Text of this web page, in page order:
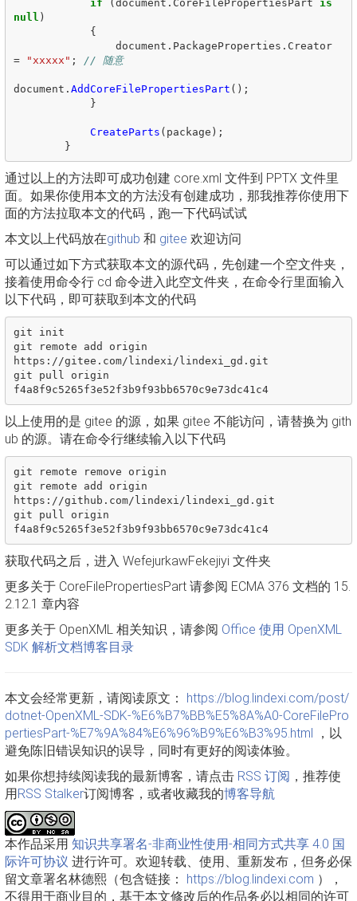
if ( document . CoreFilePropertiesPart
is
null )
{
document . PackageProperties . Creator
=
"xxxxx" ; // 随意
document . AddCoreFilePropertiesPart ();
}
CreateParts ( package );
}
通过以上的方法即可成功创建 core.xml 文件到 PPTX 文件里
面。如果你使用本文的方法没有创建成功，那我推荐你使用下
面的方法拉取本文的代码，跑一下代码试试
本文以上代码放在github 和 gitee 欢迎访问
可以通过如下方式获取本文的源代码，先创建一个空文件夹，
接着使用命令行 cd 命令进入此空文件夹，在命令行里面输入
以下代码，即可获取到本文的代码
git init
git remote add origin
https://gitee.com/lindexi/lindexi_gd.git
git pull origin
f4a8f9c5265f3e52f3b9f93bb6570c9e73dc41c4
以上使用的是 gitee 的源，如果 gitee 不能访问，请替换为 gith
ub 的源。请在命令行继续输入以下代码
git remote remove origin
git remote add origin
https://github.com/lindexi/lindexi_gd.git
git pull origin
f4a8f9c5265f3e52f3b9f93bb6570c9e73dc41c4
获取代码之后，进入 WefejurkawFekejiyi 文件夹
更多关于 CoreFilePropertiesPart 请参阅 ECMA 376 文档的 15.
2.12.1 章内容
更多关于 OpenXML 相关知识，请参阅 Office 使用 OpenXML
SDK 解析文档博客目录
本文会经常更新，请阅读原文： https://blog.lindexi.com/post/
dotnet-OpenXML-SDK-%E6%B7%BB%E5%8A%A0-CoreFilePro
pertiesPart-%E7%9A%84%E6%96%B9%E6%B3%95.html ，以
避免陈旧错误知识的误导，同时有更好的阅读体验。
如果你想持续阅读我的最新博客，请点击 RSS 订阅 ，推荐使
用RSS Stalker订阅博客，或者收藏我的博客导航
本作品采用 知识共享署名-非商业性使用-相同方式共享 4.0 国
际许可协议 进行许可。欢迎转载、使用、重新发布，但务必保
留文章署名林德熙（包含链接： https://blog.lindexi.com ），
不得用于商业目的，基于本文修改后的作品务必以相同的许可